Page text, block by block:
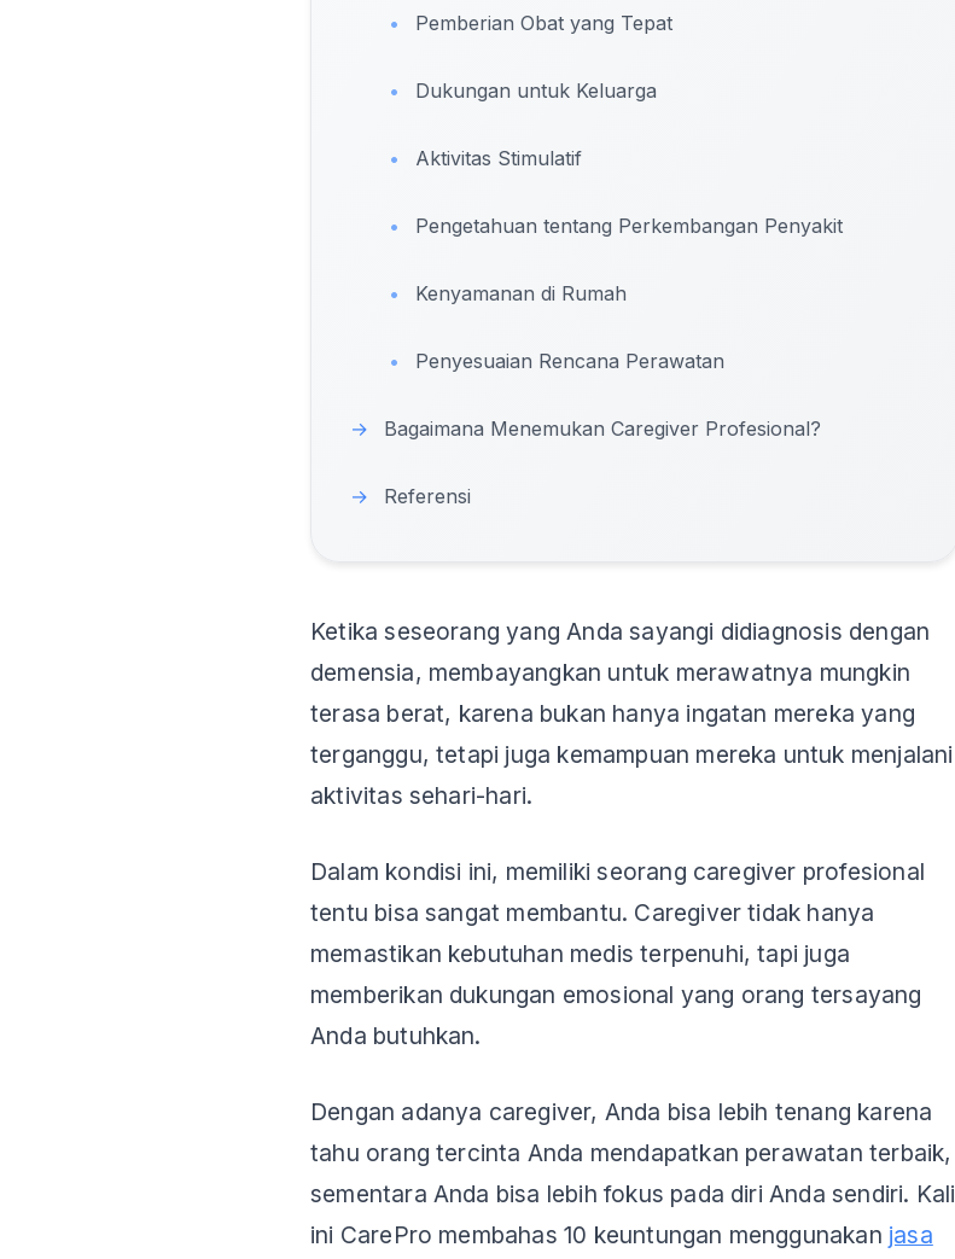
• Pemberian Obat yang Tepat
• Dukungan untuk Keluarga
• Aktivitas Stimulatif
• Pengetahuan tentang Perkembangan Penyakit
• Kenyamanan di Rumah
• Penyesuaian Rencana Perawatan
→ Bagaimana Menemukan Caregiver Profesional?
→ Referensi
Ketika seseorang yang Anda sayangi didiagnosis dengan
demensia, membayangkan untuk merawatnya mungkin
terasa berat, karena bukan hanya ingatan mereka yang
terganggu, tetapi juga kemampuan mereka untuk menjalani
aktivitas sehari-hari.
Dalam kondisi ini, memiliki seorang caregiver profesional
tentu bisa sangat membantu. Caregiver tidak hanya
memastikan kebutuhan medis terpenuhi, tapi juga
memberikan dukungan emosional yang orang tersayang
Anda butuhkan.
Dengan adanya caregiver, Anda bisa lebih tenang karena
tahu orang tercinta Anda mendapatkan perawatan terbaik,
sementara Anda bisa lebih fokus pada diri Anda sendiri. Kali
ini CarePro membahas 10 keuntungan menggunakan jasa